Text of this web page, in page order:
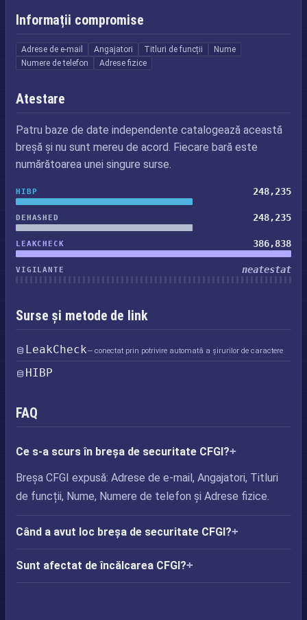
Informații compromise
Adrese de e-mail Angajatori Titluri de funcții
Nume
Numere de telefon
Adrese fizice
Atestare
Patru baze de date independente catalogează această
breșă și nu sunt mereu de acord. Fiecare bară este
numărătoarea unei singure surse.
HIBP 248,235
DEHASHED 248,235
LEAKCHECK 386,838
VIGILANTE neatestat
Surse și metode de link
LeakCheck— conectat prin potrivire automată a șirurilor de caractere
HIBP
FAQ
Ce s-a scurs în breșa de securitate CFGI?
Breșa CFGI expusă: Adrese de e-mail, Angajatori, Titluri
de funcții, Nume, Numere de telefon și Adrese fizice.
Când a avut loc breșa de securitate CFGI?
Sunt afectat de încălcarea CFGI?